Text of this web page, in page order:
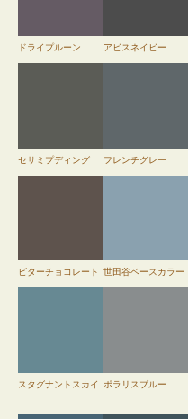
ドライプルーン アビスネイビー
セサミプディング フレンチグレー
ビターチョコレート 世田谷ベースカラー
スタグナントスカイ ポラリスブルー